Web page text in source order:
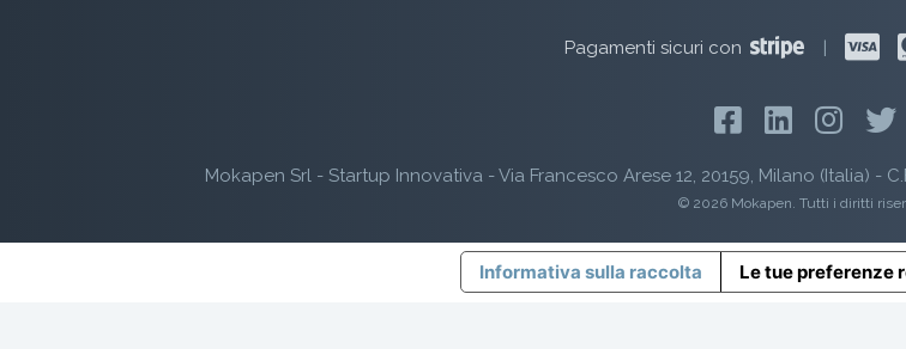
Pagamenti sicuri con |
Mokapen Srl - Startup Innovativa - Via Francesco Arese 12, 20159, Milano (Italia) -
© 2026 Mokapen. Tutti i diritti
Informativa sulla raccolta Le tue preferenze